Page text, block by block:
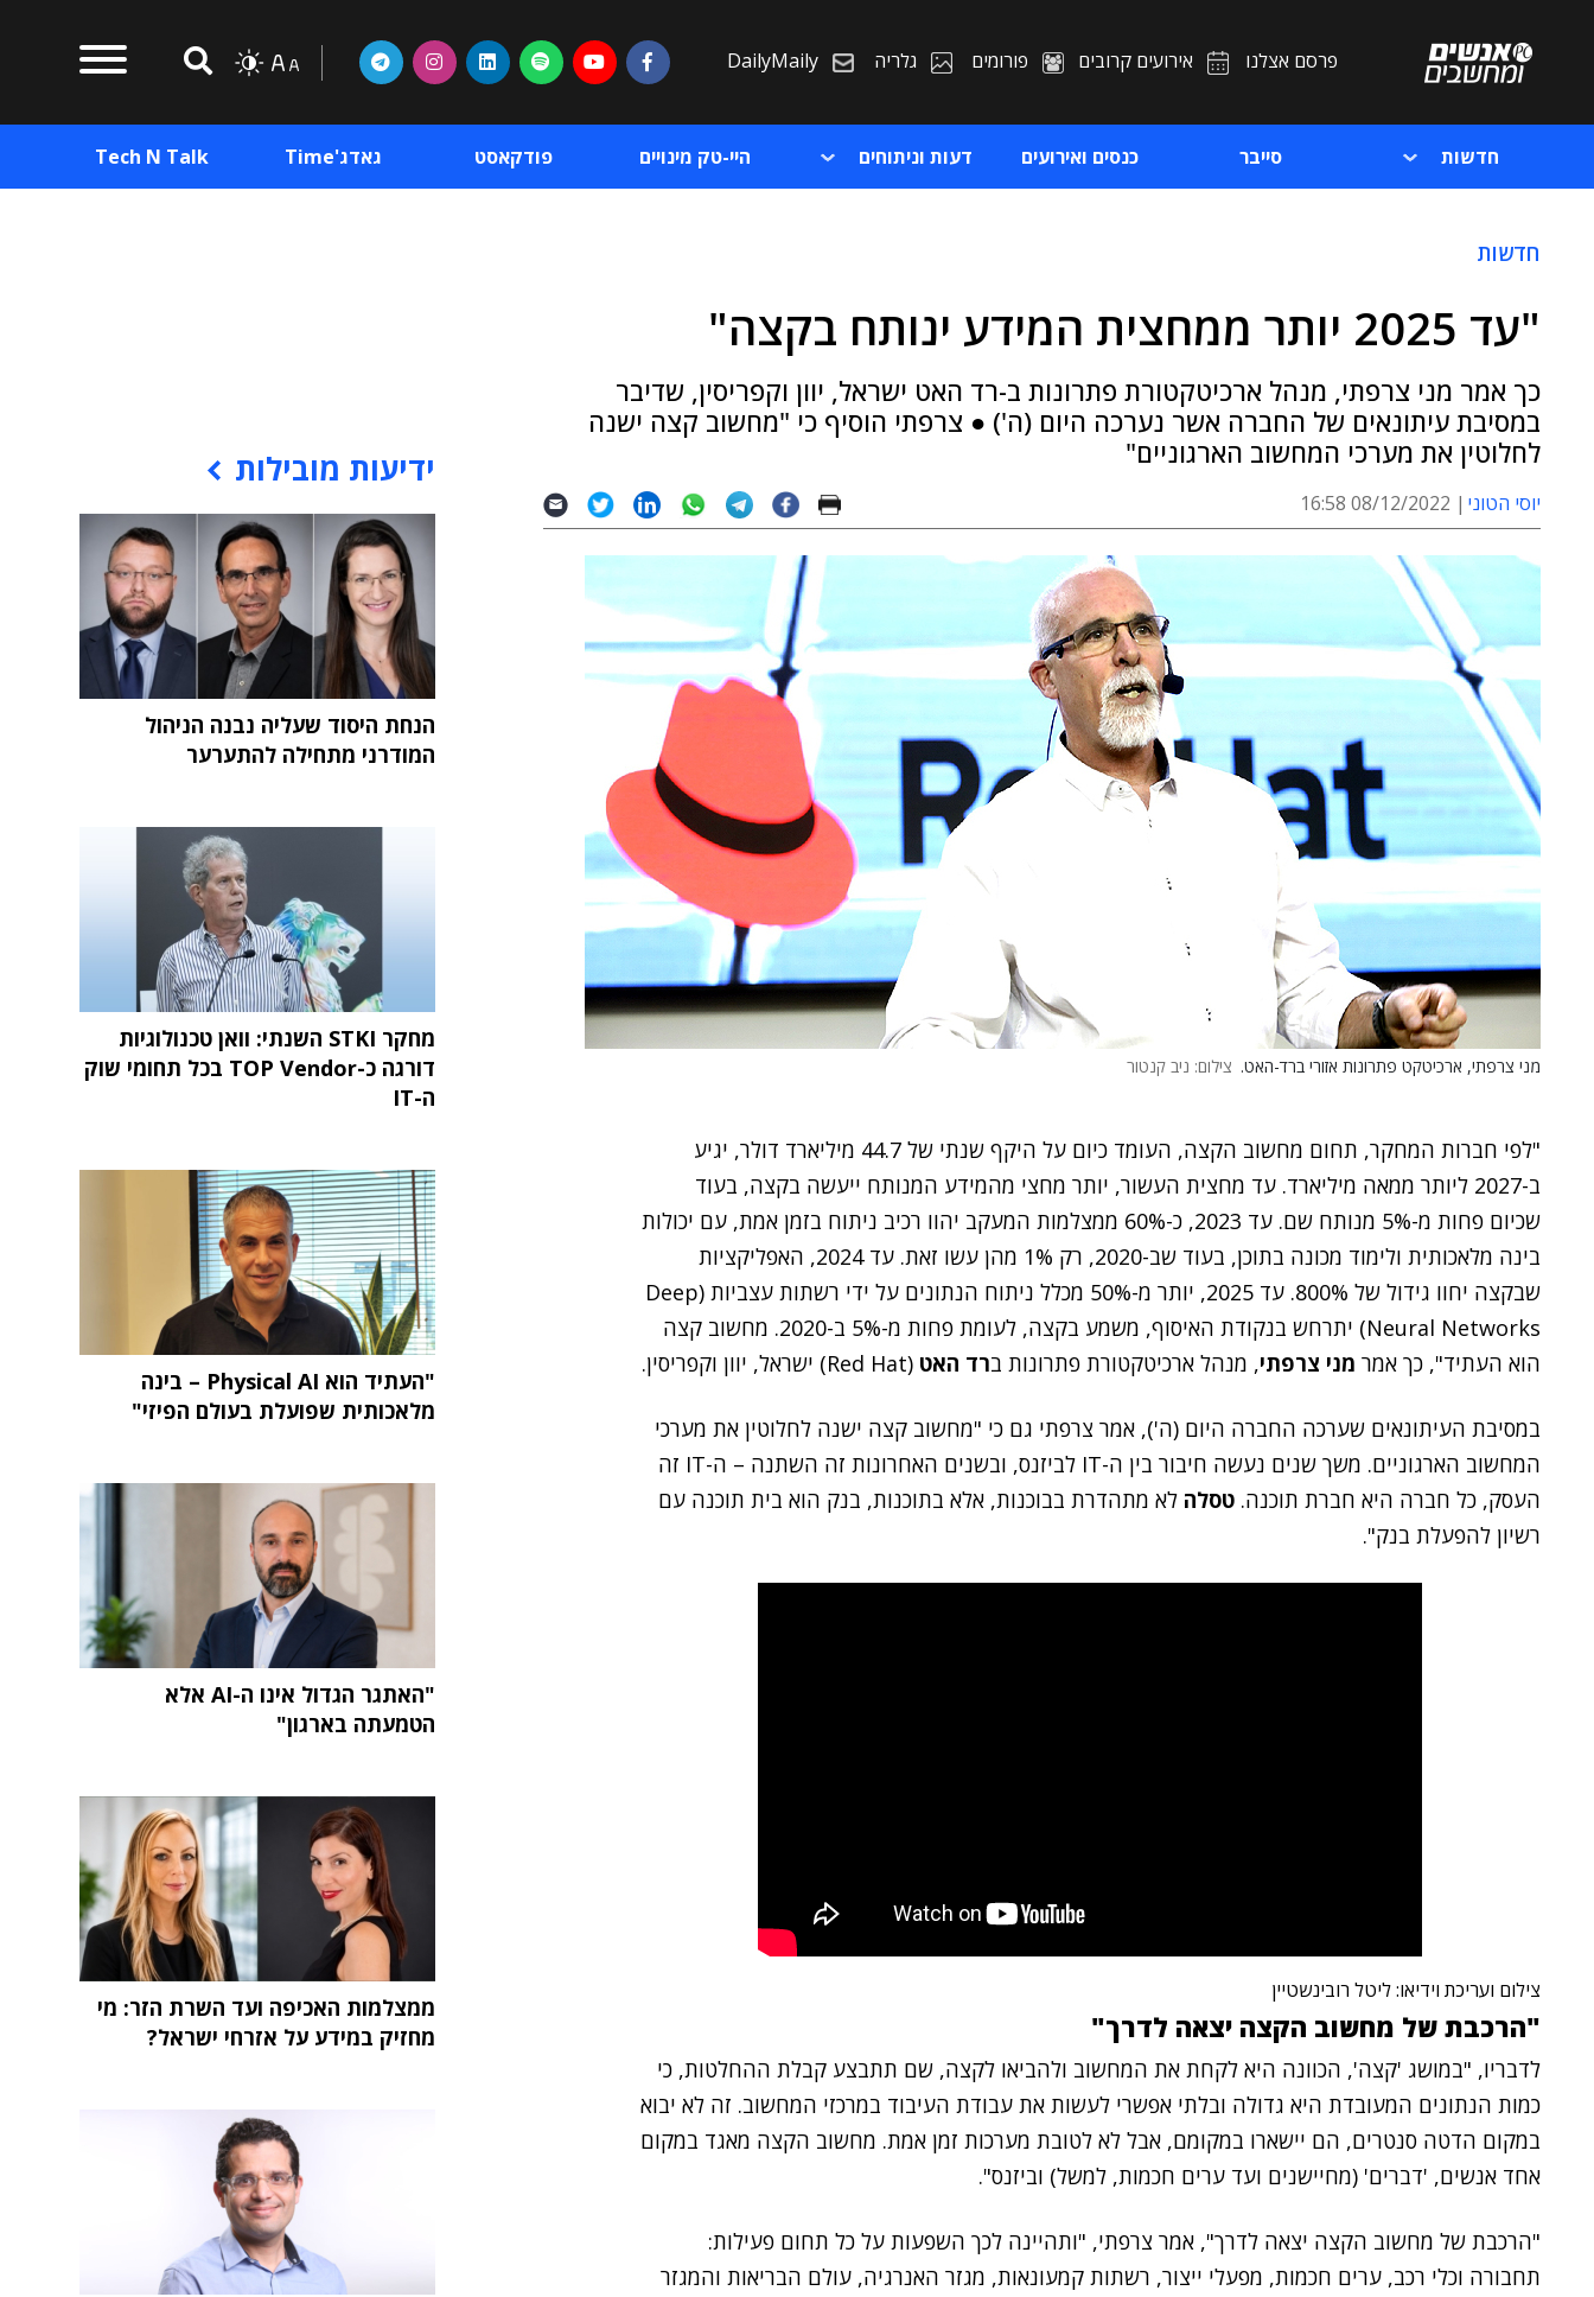
פרסם אצלנו אירועים קרובים פורומים גלריה DailyMaily
חדשות סייבר כנסים ואירועים דעות וניתוחים היי-טק מינויים פודקאסט גאדג'Time Tech N Talk
חדשות
"עד 2025 יותר ממחצית המידע ינותח בקצה"
כך אמר מני צרפתי, מנהל ארכיטקטורת פתרונות ב-רד האט ישראל, יוון וקפריסין, שדיבר
במסיבת עיתונאים של החברה אשר נערכה היום (ה') ● צרפתי הוסיף כי "מחשוב קצה ישנה
לחלוטין את מערכי המחשוב הארגוניים"
יוסי הטוני 08/12/2022 16:58
מני צרפתי, ארכיטקט פתרונות אזורי ברד-האט. צילום: ניב קנטור
"לפי חברות המחקר, תחום מחשוב הקצה, העומד כיום על היקף שנתי של 44.7 מיליארד דולר, יגיע
ב-2027 ליותר ממאה מיליארד. עד מחצית העשור, יותר מחצי מהמידע המנותח ייעשה בקצה, בעוד
שכיום פחות מ-5% מנותח שם. עד 2023, כ-60% ממצלמות המעקב יהוו רכיב ניתוח בזמן אמת, עם יכולות
בינה מלאכותית ולימוד מכונה בתוכן, בעוד שב-2020, רק 1% מהן עשו זאת. עד 2024, האפליקציות
שבקצה יחוו גידול של 800%. עד 2025, יותר מ-50% מכלל ניתוח הנתונים על ידי רשתות עצביות (Deep
Neural Networks) יתרחש בנקודת האיסוף, משמע בקצה, לעומת פחות מ-5% ב-2020. מחשוב קצה
הוא העתיד", כך אמר מני צרפתי, מנהל ארכיטקטורת פתרונות ברד האט (Red Hat) ישראל, יוון וקפריסין.
במסיבת העיתונאים שערכה החברה היום (ה'), אמר צרפתי גם כי "מחשוב קצה ישנה לחלוטין את מערכי
המחשוב הארגוניים. משך שנים נעשה חיבור בין ה-IT לביזנס, ובשנים האחרונות זה השתנה – ה-IT זה
העסק, כל חברה היא חברת תוכנה. טסלה לא מתהדרת בבוכנות, אלא בתוכנות, בנק הוא בית תוכנה עם
רשיון להפעלת בנק".
צילום ועריכת וידיאו: ליטל רובינשטיין
"הרכבת של מחשוב הקצה יצאה לדרך"
לדבריו, "במושג 'קצה', הכוונה היא לקחת את המחשוב ולהביאו לקצה, שם תתבצע קבלת ההחלטות, כי
כמות הנתונים המעובדת היא גדולה ובלתי אפשרי לעשות את עבודת העיבוד במרכזי המחשוב. זה לא יבוא
במקום הדטה סנטרים, הם יישארו במקומם, אבל לא לטובת מערכות זמן אמת. מחשוב הקצה מאגד במקום
אחד אנשים, 'דברים' (מחיישנים ועד ערים חכמות, למשל) וביזנס".
"הרכבת של מחשוב הקצה יצאה לדרך", אמר צרפתי, "ותהיינה לכך השפעות על כל תחום פעילות:
תחבורה וכלי רכב, ערים חכמות, מפעלי ייצור, רשתות קמעונאות, מגזר האנרגיה, עולם הבריאות והמגזר
ידיעות מובילות
הנחת היסוד שעליה נבנה הניהול
המודרני מתחילה להתערער
מחקר STKI השנתי: וואן טכנולוגיות
דורגה כ-TOP Vendor בכל תחומי שוק
ה-IT
"העתיד הוא Physical AI – בינה
מלאכותית שפועלת בעולם הפיזי"
"האתגר הגדול אינו ה-AI אלא
הטמעתה בארגון"
ממצלמות האכיפה ועד השרת הזר: מי
מחזיק במידע על אזרחי ישראל?